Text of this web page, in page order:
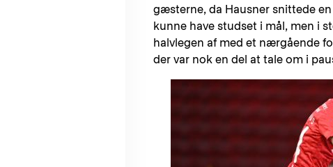
gæsterne, da Hausner snittede
kunne have studset i mål, men i
halvlegen af med et nærgående
der var nok en del at tale om i